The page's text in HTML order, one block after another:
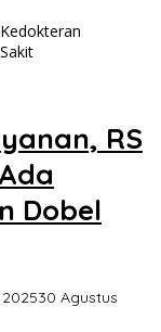
RS
Dobel
30 Agustus